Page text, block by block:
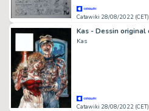
Catawiki 28/08/2022 (CET)
Kas
Catawiki 28/08/2022 (CET)